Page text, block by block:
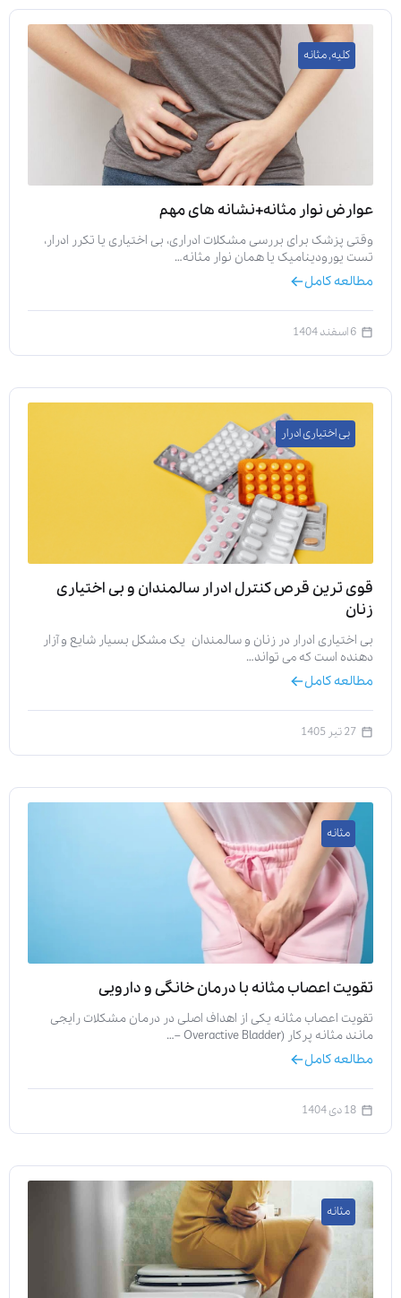
کلیه,مثانه
عوارض نوار مثانه+نشانه های مهم
وقتی پزشک برای بررسی مشکلات ادراری، بی اختیاری یا تکرر ادرار،
تست یورودینامیک یا همان نوار مثانه…
مطالعه کامل
6 اسفند 1404
بی اختیاری ادرار
قوی ترین قرص کنترل ادرار سالمندان و بی اختیاری
زنان
بی اختیاری ادرار در زنان و سالمندان یک مشکل بسیار شایع و آزار
دهنده است که می تواند…
مطالعه کامل
27 تیر 1405
مثانه
تقویت اعصاب مثانه با درمان خانگی و دارویی
تقویت اعصاب مثانه یکی از اهداف اصلی در درمان مشکلات رایجی
مانند مثانه پرکار (Overactive Bladder –…
مطالعه کامل
18 دی 1404
مثانه